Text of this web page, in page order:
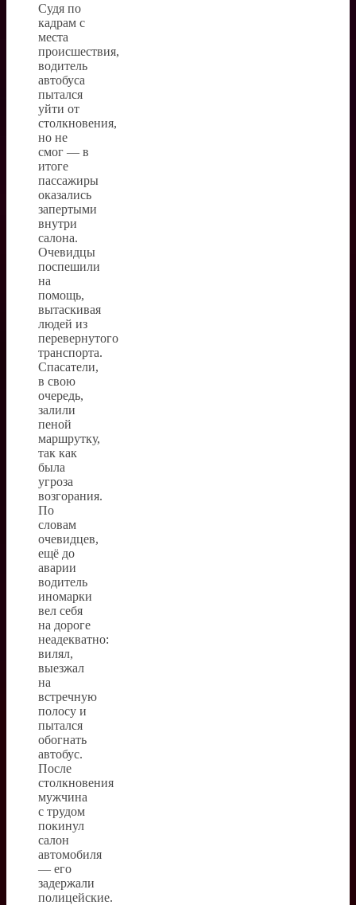
Судя по
кадрам с
места
происшествия,
водитель
автобуса
пытался
уйти от
столкновения,
но не
смог — в
итоге
пассажиры
оказались
запертыми
внутри
салона.
Очевидцы
поспешили
на
помощь,
вытаскивая
людей из
перевернутого
транспорта.
Спасатели,
в свою
очередь,
залили
пеной
маршрутку,
так как
была
угроза
возгорания.
По
словам
очевидцев,
ещё до
аварии
водитель
иномарки
вел себя
на дороге
неадекватно:
вилял,
выезжал
на
встречную
полосу и
пытался
обогнать
автобус.
После
столкновения
мужчина
с трудом
покинул
салон
автомобиля
— его
задержали
полицейские.